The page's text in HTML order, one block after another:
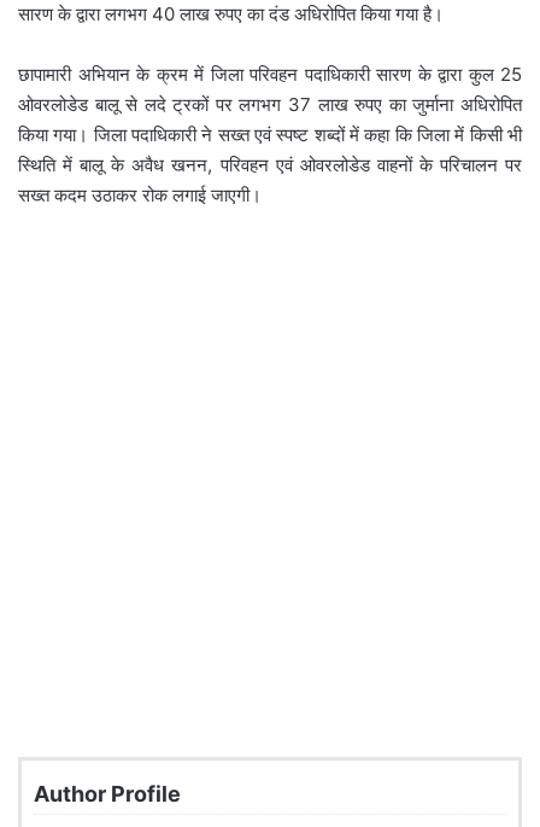
सारण के द्वारा लगभग 40 लाख रुपए का दंड अधिरोपित किया गया है।
छापामारी अभियान के क्रम में जिला परिवहन पदाधिकारी सारण के द्वारा कुल 25
ओवरलोडेड बालू से लदे ट्रकों पर लगभग 37 लाख रुपए का जुर्माना अधिरोपित
किया गया। जिला पदाधिकारी ने सख्त एवं स्पष्ट शब्दों में कहा कि जिला में किसी भी
स्थिति में बालू के अवैध खनन, परिवहन एवं ओवरलोडेड वाहनों के परिचालन पर
सख्त कदम उठाकर रोक लगाई जाएगी।
Author Profile